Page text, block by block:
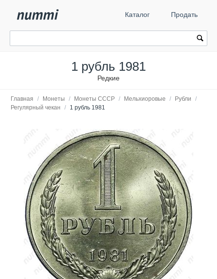
Каталог Продать
1 рубль 1981
Редкие
Главная / Монеты / Монеты СССР / Мельхиоровые / Рубли
/
Регулярный чекан
/ 1 рубль 1981